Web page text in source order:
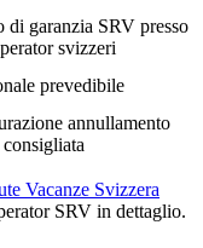
di garanzia SRV presso
svizzeri
prevedibile
annullamento
Vacanze Svizzera
SRV in dettaglio.